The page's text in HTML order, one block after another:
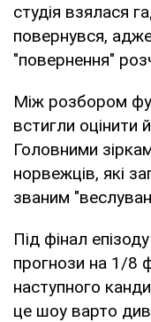
студія взялася
повернувся,
"повернення"
Між розбором
встигли оцінити
Головними
норвежців, які
званим
Під фінал
прогнози на 1/8
наступного
це шоу варто